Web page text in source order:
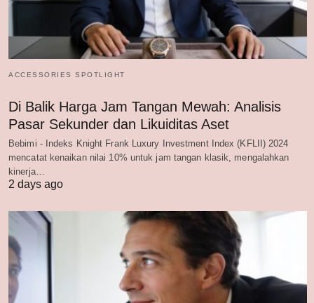
ACCESSORIES SPOTLIGHT
Di Balik Harga Jam Tangan Mewah: Analisis
Pasar Sekunder dan Likuiditas Aset
Bebimi - Indeks Knight Frank Luxury Investment Index (KFLII) 2024
mencatat kenaikan nilai 10% untuk jam tangan klasik, mengalahkan
kinerja…
2 days ago